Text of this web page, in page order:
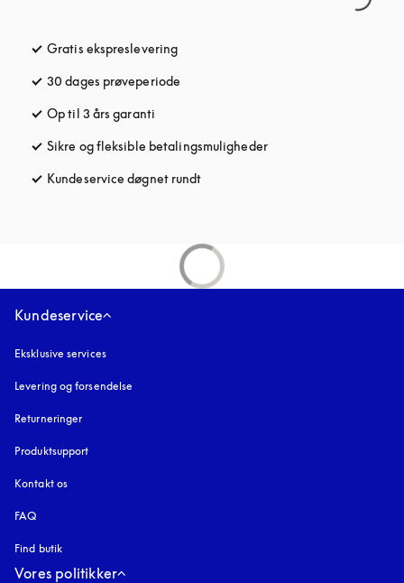
Gratis ekspreslevering
30 dages prøveperiode
Op til 3 års garanti
Sikre og fleksible betalingsmulighederåbnes under en ny fane
Kundeservice døgnet rundt
Kundeservice
Eksklusive services
Levering og forsendelse
Returneringer
Produktsupport
Kontakt os
FAQ
Find butik
Vores politikker